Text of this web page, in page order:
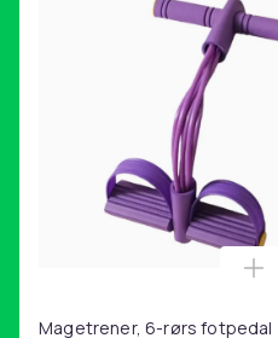
Magetrener, 6-rørs fotpedal